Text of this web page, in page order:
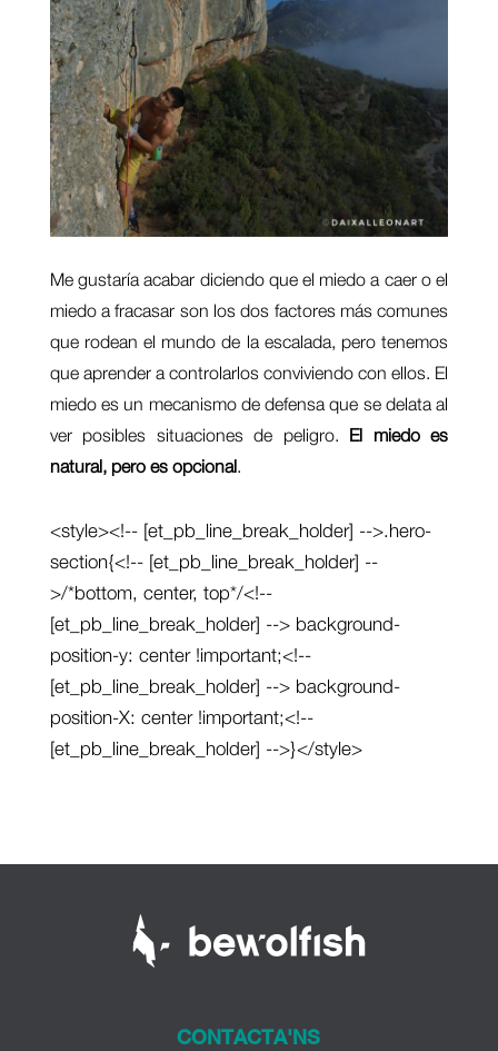
Me gustaría acabar diciendo que el miedo a caer o el
miedo a fracasar son los dos factores más comunes
que rodean el mundo de la escalada, pero tenemos
que aprender a controlarlos conviviendo con ellos. El
miedo es un mecanismo de defensa que se delata al
ver posibles situaciones de peligro. El miedo es
natural, pero es opcional.
<style><!-- [et_pb_line_break_holder] -->.hero-
section{<!-- [et_pb_line_break_holder] --
>/*bottom, center, top*/<!--
[et_pb_line_break_holder] --> background-
position-y: center !important;<!--
[et_pb_line_break_holder] --> background-
position-X: center !important;<!--
[et_pb_line_break_holder] -->}</style>
CONTACTA'NS